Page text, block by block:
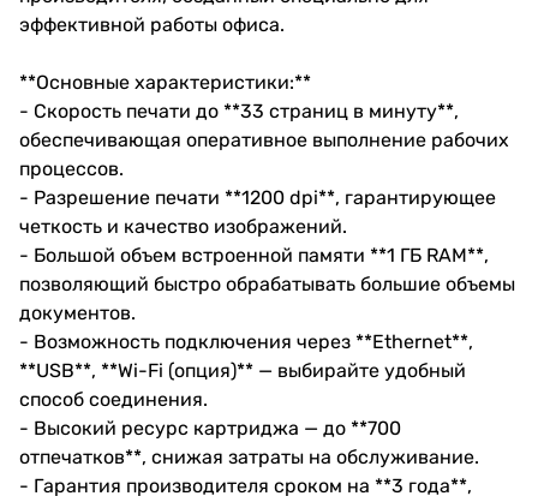
эффективной работы офиса.
**Основные характеристики:**
- Скорость печати до **33 страниц в минуту**,
обеспечивающая оперативное выполнение рабочих
процессов.
- Разрешение печати **1200 dpi**, гарантирующее
четкость и качество изображений.
- Большой объем встроенной памяти **1 ГБ RAM**,
позволяющий быстро обрабатывать большие объемы
документов.
- Возможность подключения через **Ethernet**,
**USB**, **Wi-Fi (опция)** — выбирайте удобный
способ соединения.
- Высокий ресурс картриджа — до **700
отпечатков**, снижая затраты на обслуживание.
- Гарантия производителя сроком на **3 года**,